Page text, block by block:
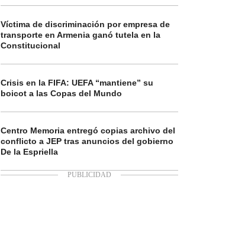
Víctima de discriminación por empresa de
transporte en Armenia ganó tutela en la
Constitucional
Crisis en la FIFA: UEFA “mantiene” su
boicot a las Copas del Mundo
Centro Memoria entregó copias archivo del
conflicto a JEP tras anuncios del gobierno
De la Espriella